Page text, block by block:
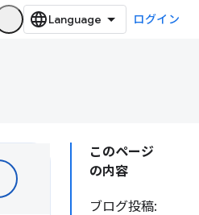
ログイン
このページ
の内容
ブログ投稿: